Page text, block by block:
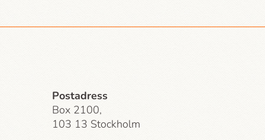
Postadress
Box 2100,
103 13 Stockholm